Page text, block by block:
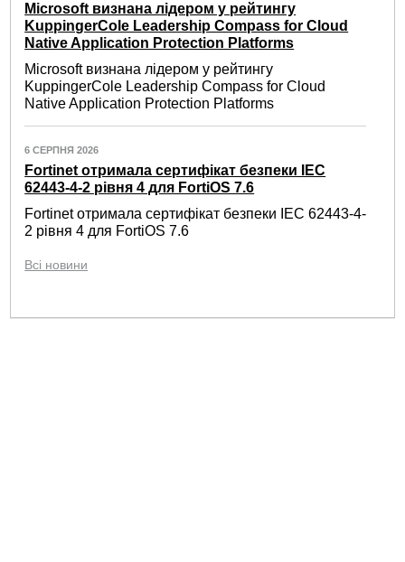
Microsoft визнана лідером у рейтингу
KuppingerCole Leadership Compass for Cloud
Native Application Protection Platforms
Microsoft визнана лідером у рейтингу
KuppingerCole Leadership Compass for Cloud
Native Application Protection Platforms
6 СЕРПНЯ 2026
Fortinet отримала сертифікат безпеки IEC
62443-4-2 рівня 4 для FortiOS 7.6
Fortinet отримала сертифікат безпеки IEC 62443-4-
2 рівня 4 для FortiOS 7.6
Всі новини